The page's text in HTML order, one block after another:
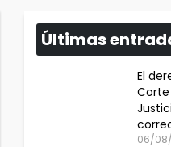
Últimas
El
06/